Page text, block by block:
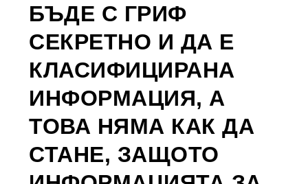
БЪДЕ С ГРИФ
СЕКРЕТНО И ДА Е
КЛАСИФИЦИРАНА
ИНФОРМАЦИЯ, А
ТОВА НЯМА КАК ДА
СТАНЕ, ЗАЩОТО